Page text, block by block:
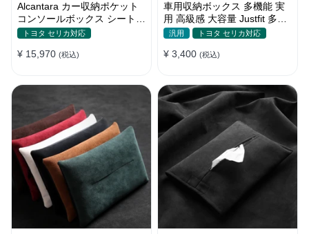
Alcantara カー収納ポケット
コンソールボックス シートポ
ケット 隙間ポケットセット
トヨタ セリカ対応
¥ 15,970 (税込)
車用収納ボックス 多機能 実
用 高級感 大容量 Justfit 多色
シートポケット ギャップ 隙
汎用 トヨタ セリカ対応
¥ 3,400 (税込)